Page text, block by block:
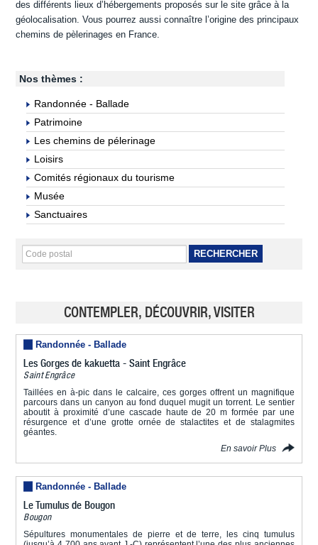
des différents lieux d’hébergements proposés sur le site grâce à la
géolocalisation. Vous pourrez aussi connaître l’origine des principaux
chemins de pèlerinages en France.
Nos thèmes :
Randonnée - Ballade
Patrimoine
Les chemins de pélerinage
Loisirs
Comités régionaux du tourisme
Musée
Sanctuaires
RECHERCHER
CONTEMPLER, DÉCOUVRIR, VISITER
Randonnée - Ballade
Les Gorges de kakuetta - Saint Engrâce
Saint Engrâce
Taillées en à-pic dans le calcaire, ces gorges offrent un magnifique
parcours dans un canyon au fond duquel mugit un torrent. Le sentier
aboutit à proximité d’une cascade haute de 20 m formée par une
résurgence et d’une grotte ornée de stalactites et de stalagmites
géantes.
En savoir Plus
Randonnée - Ballade
Le Tumulus de Bougon
Bougon
Sépultures monumentales de pierre et de terre, les cinq tumulus